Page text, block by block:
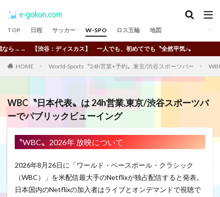
TOP 日程 サッカー W-SPO ロス五輪 地図
ィスカス】 一人でも、初めてでも〝全然平気♪〟
HOME World-Sports〝24h営業+予約〟東京/渋谷スポーツバー
WBC〝日本代表〟は 24h営業,東京/渋谷スポーツバ
ーでパブリックビューイング
〝WBC〟2026年 放映について
2026年8月26日に「ワールド・ベースボール・クラシック
（WBC）」を米配信最大手のNetflixが独占配信すると発表。
日本国内のNetflixの加入者はライブとオンデマンドで視聴で